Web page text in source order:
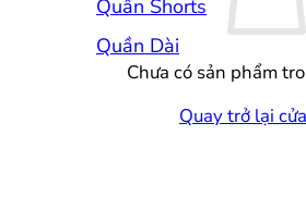
Chưa có sản phẩm
Quay trở lại
Quần Shorts
Quần Dài